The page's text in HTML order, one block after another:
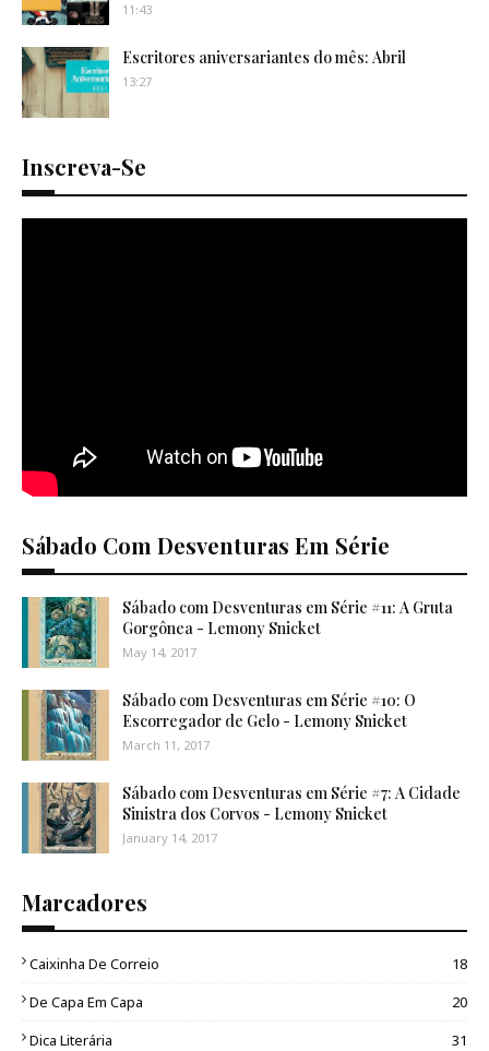
11:43
Escritores aniversariantes do mês: Abril
13:27
Inscreva-Se
Sábado Com Desventuras Em Série
Sábado com Desventuras em Série #11: A Gruta
Gorgônea - Lemony Snicket
May 14, 2017
Sábado com Desventuras em Série #10: O
Escorregador de Gelo - Lemony Snicket
March 11, 2017
Sábado com Desventuras em Série #7: A Cidade
Sinistra dos Corvos - Lemony Snicket
January 14, 2017
Marcadores
Caixinha De Correio
18
De Capa Em Capa
20
Dica Literária
31